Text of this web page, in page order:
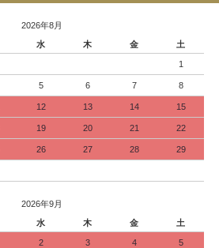
2026年8月
水 木 金 土
1
5 6 7 8
12 13 14 15
19 20 21 22
26 27 28 29
2026年9月
水 木 金 土
2 3 4 5